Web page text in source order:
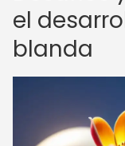
el
blanda